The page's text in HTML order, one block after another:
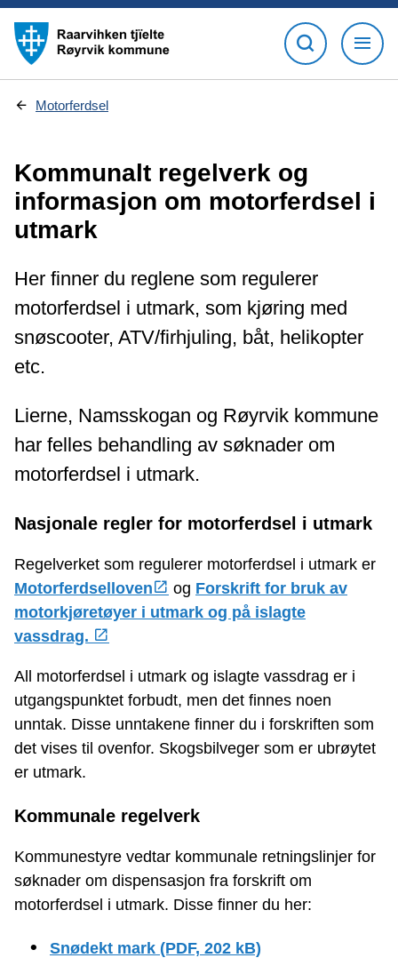
D
h
e
r
Motorferdsel
Kommunalt regelverk og
informasjon om motorferdsel i
utmark
Her finner du reglene som regulerer
motorferdsel i utmark, som kjøring med
snøscooter, ATV/firhjuling, båt, helikopter
etc.
Lierne, Namsskogan og Røyrvik kommune
har felles behandling av søknader om
motorferdsel i utmark.
Nasjonale regler for motorferdsel i utmark
Regelverket som regulerer motorferdsel i utmark er
Motorferdselloven
og Forskrift for bruk av
motorkjøretøyer i utmark og på islagte
vassdrag.
All motorferdsel i utmark og islagte vassdrag er i
utgangspunktet forbudt, men det finnes noen
unntak. Disse unntakene finner du i forskriften som
det vises til ovenfor. Skogsbilveger som er ubrøytet
er utmark.
Kommunale regelverk
Kommunestyre vedtar kommunale retningslinjer for
søknader om dispensasjon fra forskrift om
motorferdsel i utmark. Disse finner du her:
Snødekt mark (PDF, 202 kB)